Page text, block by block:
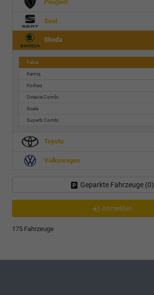
Peugeot
Seat
Skoda
Fabia
Kamiq
Kodiaq
Octavia Combi
Scala
Superb Combi
Toyota
Volkswagen
Geparkte Fahrzeuge (0)
Anmelden
175 Fahrzeuge